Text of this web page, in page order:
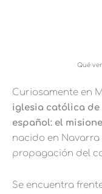
Qué
Curiosamente en
iglesia católica
español: el
nacido en
propagación del
Se encuentra